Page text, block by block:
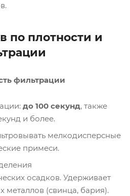
по плотности и
фильтрации
до 100 секунд, также
и более.
мелкодисперсные
примеси.
осадков. Удерживает
металлов (свинца, бария).